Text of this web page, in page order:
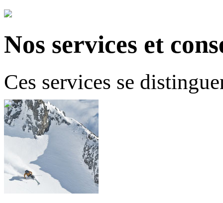
Nos services et
Ces services se